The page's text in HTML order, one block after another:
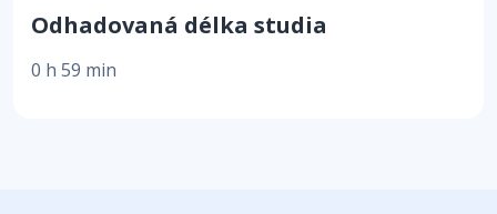
Odhadovaná délka studia
0 h 59 min